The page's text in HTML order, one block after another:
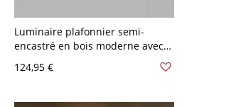
Luminaire plafonnier semi-
encastré en bois moderne avec
Élégance intemporelle - 110 V-
124,95 €